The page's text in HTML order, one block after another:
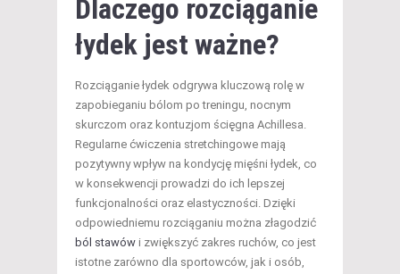
Dlaczego rozciąganie
łydek jest ważne?
Rozciąganie łydek odgrywa kluczową rolę w
zapobieganiu bólom po treningu, nocnym
skurczom oraz kontuzjom ścięgna Achillesa.
Regularne ćwiczenia stretchingowe mają
pozytywny wpływ na kondycję mięśni łydek, co
w konsekwencji prowadzi do ich lepszej
funkcjonalności oraz elastyczności. Dzięki
odpowiedniemu rozciąganiu można złagodzić
ból stawów i zwiększyć zakres ruchów, co jest
istotne zarówno dla sportowców, jak i osób,